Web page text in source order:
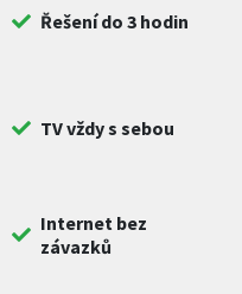
Řešení do 3 hodin
TV vždy s sebou
Internet bez
závazků